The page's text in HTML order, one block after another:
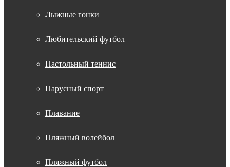
Лыжные гонки
Любительский футбол
Настольный теннис
Парусный спорт
Плавание
Пляжный волейбол
Пляжный футбол